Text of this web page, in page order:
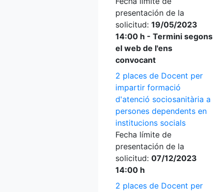
presentación de la
solicitud: 19/05/2023
14:00 h - Termini segons
el web de l'ens
convocant
2 places de Docent per
impartir formació
d'atenció sociosanitària a
persones dependents en
institucions socials
Fecha límite de
presentación de la
solicitud: 07/12/2023
14:00 h
2 places de Docent per